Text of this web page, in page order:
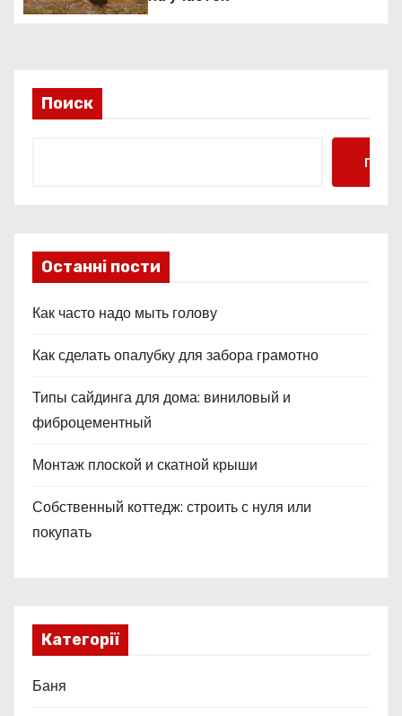
а
я
м
Поиск
Поиск
Останні пости
Как часто надо мыть голову
Как сделать опалубку для забора грамотно
Типы сайдинга для дома: виниловый и
фиброцементный
Монтаж плоской и скатной крыши
Собственный коттедж: строить с нуля или
покупать
Категорії
Баня